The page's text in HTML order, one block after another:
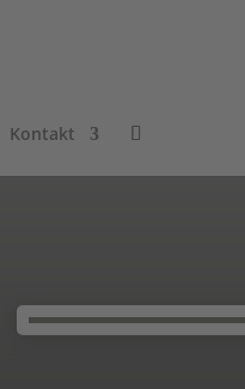
Kontakt